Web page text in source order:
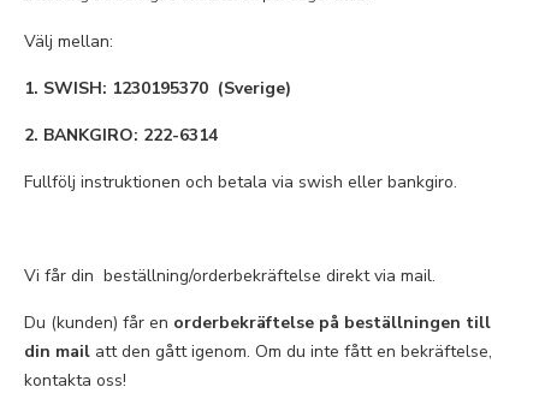
Välj mellan:
1. SWISH: 1230195370 (Sverige)
2. BANKGIRO: 222-6314
Fullfölj instruktionen och betala via swish eller bankgiro.
Vi får din beställning/orderbekräftelse direkt via mail.
Du (kunden) får en orderbekräftelse på beställningen till
din mail att den gått igenom. Om du inte fått en bekräftelse,
kontakta oss!